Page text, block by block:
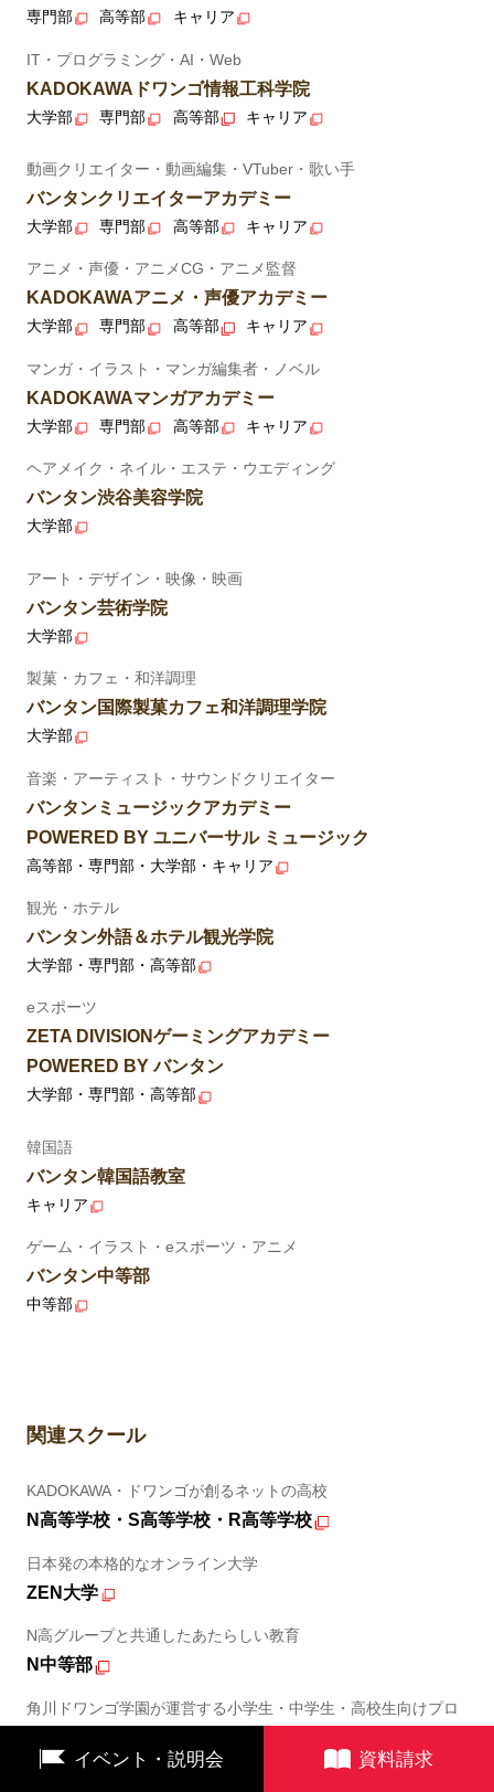
イベント・説明会 資料請求
専門部 高等部 キャリア
IT・プログラミング・AI・Web
KADOKAWAドワンゴ情報工科学院
大学部 専門部 高等部 キャリア
動画クリエイター・動画編集・VTuber・歌い手
バンタンクリエイターアカデミー
大学部 専門部 高等部 キャリア
アニメ・声優・アニメCG・アニメ監督
KADOKAWAアニメ・声優アカデミー
大学部 専門部 高等部 キャリア
マンガ・イラスト・マンガ編集者・ノベル
KADOKAWAマンガアカデミー
大学部 専門部 高等部 キャリア
ヘアメイク・ネイル・エステ・ウエディング
バンタン渋谷美容学院
大学部
アート・デザイン・映像・映画
バンタン芸術学院
大学部
製菓・カフェ・和洋調理
バンタン国際製菓カフェ和洋調理学院
大学部
音楽・アーティスト・サウンドクリエイター
バンタンミュージックアカデミー
POWERED BY ユニバーサル ミュージック
高等部・専門部・大学部・キャリア
観光・ホテル
バンタン外語＆ホテル観光学院
大学部・専門部・高等部
eスポーツ
ZETA DIVISIONゲーミングアカデミー
POWERED BY バンタン
大学部・専門部・高等部
韓国語
バンタン韓国語教室
キャリア
ゲーム・イラスト・eスポーツ・アニメ
バンタン中等部
中等部
関連スクール
KADOKAWA・ドワンゴが創るネットの高校
N高等学校・S高等学校・R高等学校
日本発の本格的なオンライン大学
ZEN大学
N高グループと共通したあたらしい教育
N中等部
角川ドワンゴ学園が運営する小学生・中学生・高校生向けプロ
N Code Labo